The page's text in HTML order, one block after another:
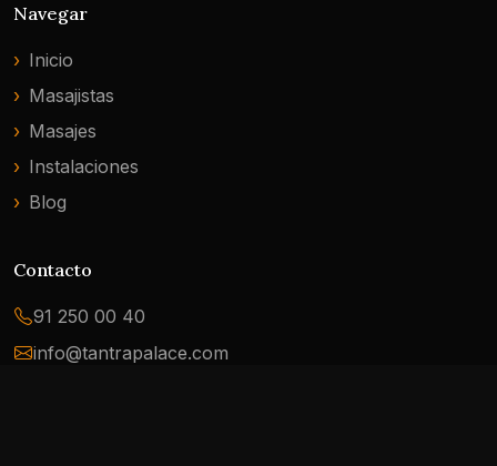
Navegar
Inicio
Masajistas
Masajes
Instalaciones
Blog
Contacto
91 250 00 40
info@tantrapalace.com